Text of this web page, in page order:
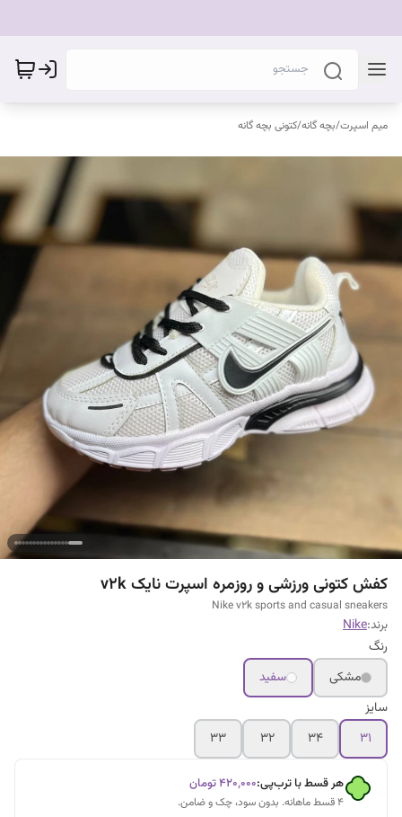
میم اسپرت/بچه گانه/کتونی بچه گانه
کفش کتونی ورزشی و روزمره اسپرت نایک v2k
Nike v2k sports and casual sneakers
برند:Nike
رنگ
مشکی
سفید
سایز
۳۱
۳۴ ۳۲ ۳۳
هر قسط با ترب‌پی:۴۲۰٬۰۰۰تومان
۴ قسط ماهانه. بدون سود، چک و ضامن.